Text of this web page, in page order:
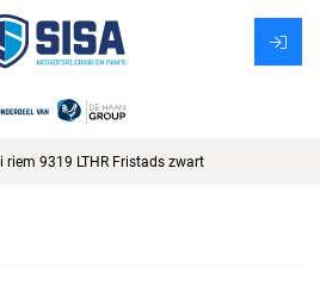
riem 9319 LTHR Fristads zwart